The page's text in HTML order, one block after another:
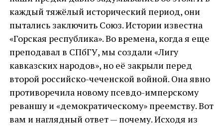
каждый тяжёлый исторический период, они
пытались заключить Союз. Истории известна
«Горская республика». Во времена, когда я еще
преподавал в СПбГУ, мы создали «Лигу
кавказских народов», но её закрыли перед
второй российско-чеченской войной. Она явно
противоречила новому псевдо-имперскому
реваншу и «демократическому» преемству. Вот
вам и наглядный ответ — почему. Исходя из